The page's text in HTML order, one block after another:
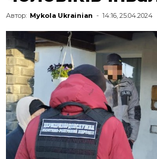
Автор: Mykola Ukrainian - 14:16, 25.04.2024